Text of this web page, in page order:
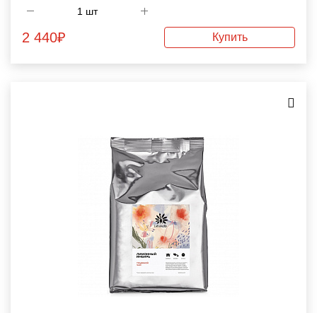
2 440₽ Купить